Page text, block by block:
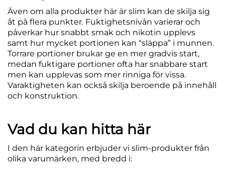
Även om alla produkter här är slim kan de skilja sig
åt på flera punkter. Fuktighetsnivån varierar och
påverkar hur snabbt smak och nikotin upplevs
samt hur mycket portionen kan “släppa” i munnen.
Torrare portioner brukar ge en mer gradvis start,
medan fuktigare portioner ofta har snabbare start
men kan upplevas som mer rinniga för vissa.
Varaktigheten kan också skilja beroende på innehåll
och konstruktion.
Vad du kan hitta här
I den här kategorin erbjuder vi slim-produkter från
olika varumärken, med bredd i: